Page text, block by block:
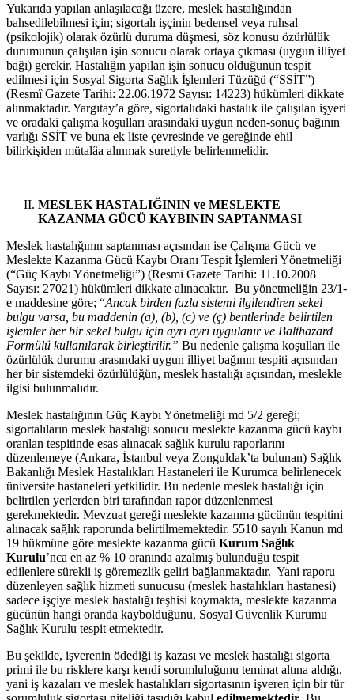
Yukarıda yapılan anlaşılacağı üzere, meslek hastalığından
bahsedilebilmesi için; sigortalı işçinin bedensel veya ruhsal
(psikolojik) olarak özürlü duruma düşmesi, söz konusu özürlülük
durumunun çalışılan işin sonucu olarak ortaya çıkması (uygun illiyet
bağı) gerekir. Hastalığın yapılan işin sonucu olduğunun tespit
edilmesi için Sosyal Sigorta Sağlık İşlemleri Tüzüğü (“SSİT”)
(Resmî Gazete Tarihi: 22.06.1972 Sayısı: 14223) hükümleri dikkate
alınmaktadır. Yargıtay’a göre, sigortalıdaki hastalık ile çalışılan işyeri
ve oradaki çalışma koşulları arasındaki uygun neden-sonuç bağının
varlığı SSİT ve buna ek liste çevresinde ve gereğinde ehil
bilirkişiden mütalâa alınmak suretiyle belirlenmelidir.
MESLEK HASTALIĞININ ve MESLEKTE
KAZANMA GÜCÜ KAYBININ SAPTANMASI
Meslek hastalığının saptanması açısından ise Çalışma Gücü ve
Meslekte Kazanma Gücü Kaybı Oranı Tespit İşlemleri Yönetmeliği
(“Güç Kaybı Yönetmeliği”) (Resmi Gazete Tarihi: 11.10.2008
Sayısı: 27021) hükümleri dikkate alınacaktır. Bu yönetmeliğin 23/1-
e maddesine göre; “Ancak birden fazla sistemi ilgilendiren sekel
bulgu varsa, bu maddenin (a), (b), (c) ve (ç) bentlerinde belirtilen
işlemler her bir sekel bulgu için ayrı ayrı uygulanır ve Balthazard
Formülü kullanılarak birleştirilir.” Bu nedenle çalışma koşulları ile
özürlülük durumu arasındaki uygun illiyet bağının tespiti açısından
her bir sistemdeki özürlülüğün, meslek hastalığı açısından, meslekle
ilgisi bulunmalıdır.
Meslek hastalığının Güç Kaybı Yönetmeliği md 5/2 gereği;
sigortalıların meslek hastalığı sonucu meslekte kazanma gücü kaybı
oranlan tespitinde esas alınacak sağlık kurulu raporlarını
düzenlemeye (Ankara, İstanbul veya Zonguldak’ta bulunan) Sağlık
Bakanlığı Meslek Hastalıkları Hastaneleri ile Kurumca belirlenecek
üniversite hastaneleri yetkilidir. Bu nedenle meslek hastalığı için
belirtilen yerlerden biri tarafından rapor düzenlenmesi
gerekmektedir. Mevzuat gereği meslekte kazanma gücünün tespitini
alınacak sağlık raporunda belirtilmemektedir. 5510 sayılı Kanun md
19 hükmüne göre meslekte kazanma gücü Kurum Sağlık
Kurulu’nca en az % 10 oranında azalmış bulunduğu tespit
edilenlere sürekli iş göremezlik geliri bağlanmaktadır. Yani raporu
düzenleyen sağlık hizmeti sunucusu (meslek hastalıkları hastanesi)
sadece işçiye meslek hastalığı teşhisi koymakta, meslekte kazanma
gücünün hangi oranda kaybolduğunu, Sosyal Güvenlik Kurumu
Sağlık Kurulu tespit etmektedir.
Bu şekilde, işverenin ödediği iş kazası ve meslek hastalığı sigorta
primi ile bu risklere karşı kendi sorumluluğunu teminat altına aldığı,
yani iş kazaları ve meslek hastalıkları sigortasının işveren için bir tür